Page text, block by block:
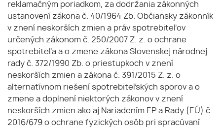
reklamačným poriadkom, za dodržania zákonných
ustanovení zákona č. 40/1964 Zb. Občiansky zákonník
v znení neskorších zmien a práv spotrebiteľov
určených zákonom č. 250/2007 Z. z. o ochrane
spotrebiteľa a o zmene zákona Slovenskej národnej
rady č. 372/1990 Zb. o priestupkoch v znení
neskorších zmien a zákona č. 391/2015 Z. z. o
alternatívnom riešení spotrebiteľských sporov a o
zmene a doplnení niektorých zákonov v znení
neskorších zmien ako aj Nariadením EP a Rady (EÚ) č.
2016/679 o ochrane fyzických osôb pri spracúvaní